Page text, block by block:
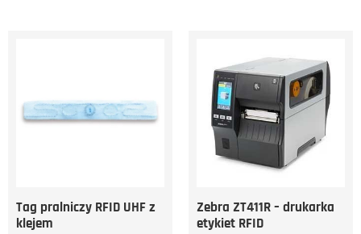
Tag pralniczy RFID UHF z
klejem
Zebra ZT411R – drukarka
etykiet RFID